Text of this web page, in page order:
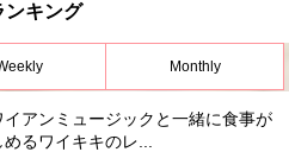
ンキング
Monthly
イアンミュージックと一緒に食事が
るワイキキのレ...